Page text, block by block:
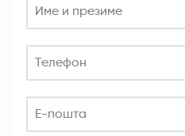
Име и презиме
Телефон
Е-пошта